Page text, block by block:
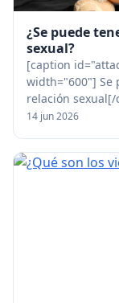
¿Se puede
sexual?
[caption
width="600"] Se
relación
regla que un
14 jun 2026